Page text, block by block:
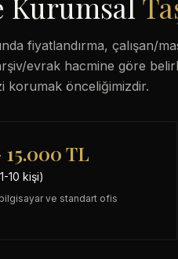
fiyatlandırma, çalışan/
evrak hacmine göre
korumak önceliğimizdir.
TL
10 kişi)
ve standart ofis